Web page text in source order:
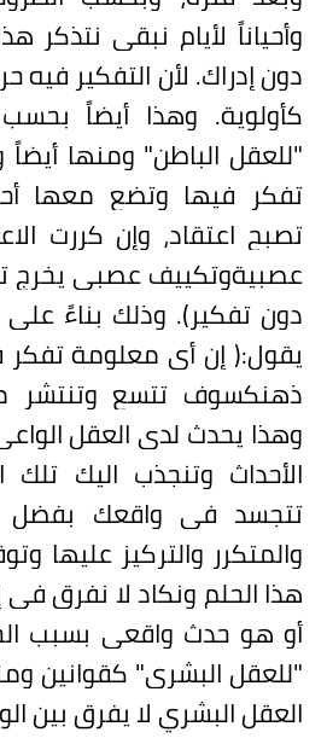
وأحياناً لأيام نبقى نتذكر
دون إدراك. لأن التفكير
كأولوية. وهذا أيضاً
"للعقل الباطن" ومنها
تفكر فيها وتضع معها
تصبح اعتقاد، وإن كررت
عصبيةوتكييف عصبي يخرج
دون تفكير). وذلك بناءً على
يقول:( إن أي معلومة
ذهنكسوف تتسع وتنتشر
وهذا يحدث لدى العقل
الأحداث وتنجذب اليك تلك
تتجسد في واقعك بفضل
والمتكرر والتركيز عليها
هذا الحلم ونكاد لا نفرق في
أو هو حدث واقعي بسبب
"للعقل البشري" كقوانين
العقل البشري لا يفرق بين